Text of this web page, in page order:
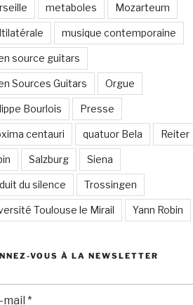
metaboles Mozarteum
musique contemporaine
source guitars
Sources Guitars Orgue
Bourlois Presse
centauri quatuor Bela Reiter
Salzburg Siena
du silence Trossingen
Toulouse le Mirail Yann Robin
VOUS À LA NEWSLETTER